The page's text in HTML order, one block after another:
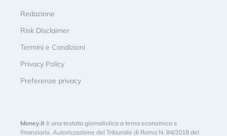
Redazione
Risk Disclaimer
Termini e Condizioni
Privacy Policy
Preferenze privacy
Money.it è una testata giornalistica a tema economico e
finanziario. Autorizzazione del Tribunale di Roma N. 84/2018 del